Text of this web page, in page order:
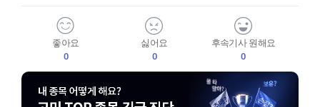
좋아요
0
싫어요
0
후속기사 원해요
0